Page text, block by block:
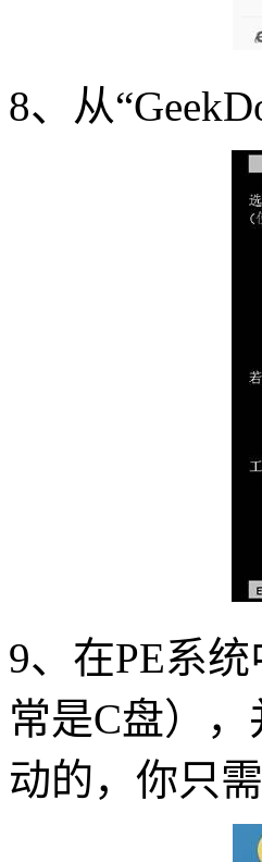
8、从
9、在PE系
常是C盘）
动的，你只